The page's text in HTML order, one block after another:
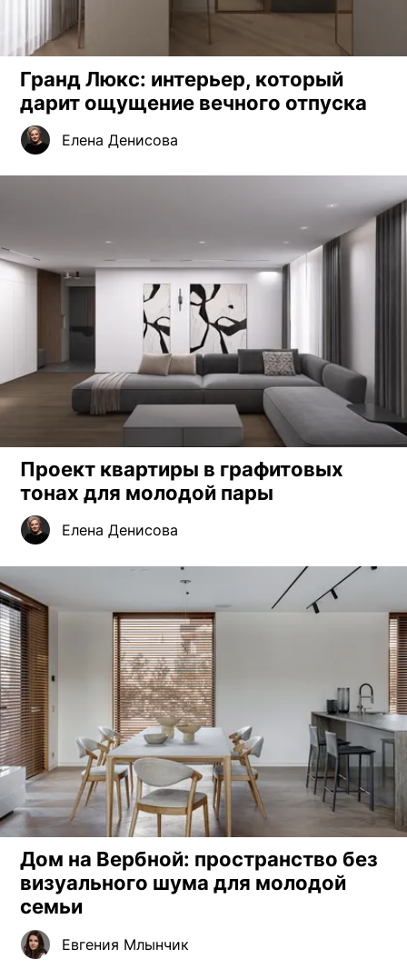
Гранд Люкс: интерьер, который
дарит ощущение вечного отпуска
Елена Денисова
Проект квартиры в графитовых
тонах для молодой пары
Елена Денисова
Дом на Вербной: пространство без
визуального шума для молодой
семьи
Евгения Млынчик